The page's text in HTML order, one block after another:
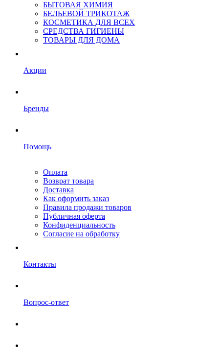
БЫТОВАЯ ХИМИЯ
БЕЛЬЕВОЙ ТРИКОТАЖ
КОСМЕТИКА ДЛЯ ВСЕХ
СРЕДСТВА ГИГИЕНЫ
ТОВАРЫ ДЛЯ ДОМА
Акции
Бренды
Помощь
Оплата
Возврат товара
Доставка
Как оформить заказ
Правила продажи товаров
Публичная оферта
Конфиденциальность
Согласие на обработку
Контакты
Вопрос-ответ